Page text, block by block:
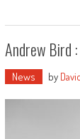
Andrew Bird
News by